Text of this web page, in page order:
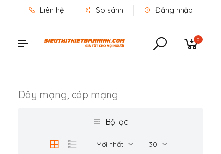
Liên hệ So sánh Đăng nhập
0
Dây mạng, cáp mạng
Bộ lọc
Mới nhất 30